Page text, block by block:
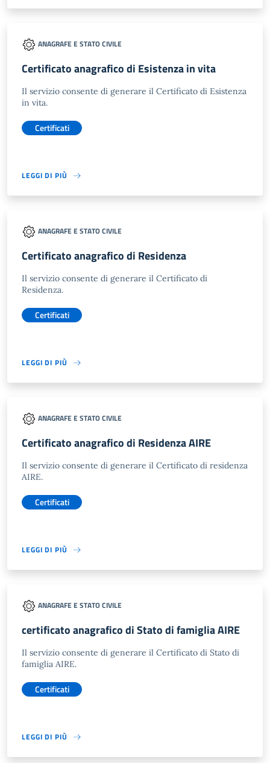
ANAGRAFE E STATO CIVILE
Certificato anagrafico di Esistenza in vita
Il servizio consente di generare il Certificato di Esistenza
in vita.
Certificati
LEGGI DI PIÙ
ANAGRAFE E STATO CIVILE
Certificato anagrafico di Residenza
Il servizio consente di generare il Certificato di
Residenza.
Certificati
LEGGI DI PIÙ
ANAGRAFE E STATO CIVILE
Certificato anagrafico di Residenza AIRE
Il servizio consente di generare il Certificato di residenza
AIRE.
Certificati
LEGGI DI PIÙ
ANAGRAFE E STATO CIVILE
certificato anagrafico di Stato di famiglia AIRE
Il servizio consente di generare il Certificato di Stato di
famiglia AIRE.
Certificati
LEGGI DI PIÙ